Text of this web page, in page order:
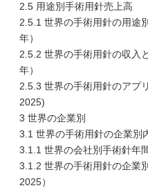
2.5 用途別手術用針売上高
2.5.1 世界の手術用針の用途
年）
2.5.2 世界の手術用針の収入
年）
2.5.3 世界の手術用針のアプ
2025)
3 世界の企業別
3.1 世界の手術用針の企業別
3.1.1 世界の会社別手術針年
3.1.2 世界の手術用針の企業
2025）